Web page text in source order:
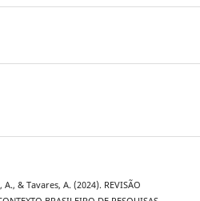
& Tavares, A. (2024). REVISÃO